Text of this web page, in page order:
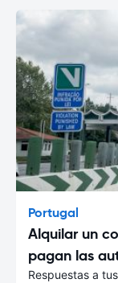
Portugal
Alquilar un
pagan las
Respuestas a